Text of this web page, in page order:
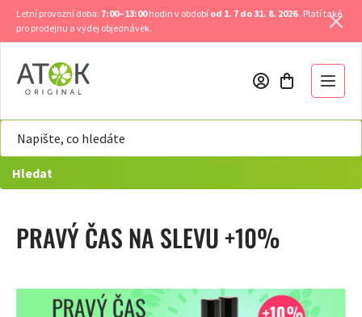
Přejít
obsah
Letní provozní doba: 7:00–13:00hodin v období od 1. 7 do 31. 8. 2026. Platí také
pro prodejnu a výdej objednávek.
Hledat
PRAVÝ ČAS NA SLEVU +10%